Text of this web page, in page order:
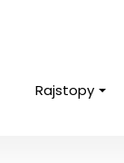
Rajstopy